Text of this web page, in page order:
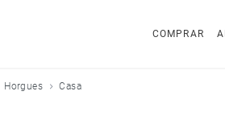
COMPRAR
Horgues Casa